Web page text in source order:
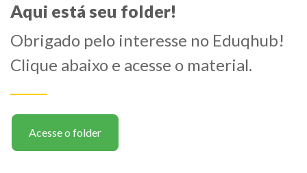
Aqui está seu folder!
Obrigado pelo interesse no Eduqhub!
Clique abaixo e acesse o material.
Acesse o folder